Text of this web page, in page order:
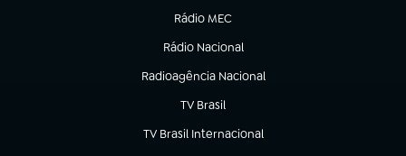
Rádio MEC
Rádio Nacional
(abre em nova aba)
Radioagência Nacional
(abre em nova aba)
TV Brasil
(abre em nova aba)
TV Brasil Internacional
(abre em nova aba)